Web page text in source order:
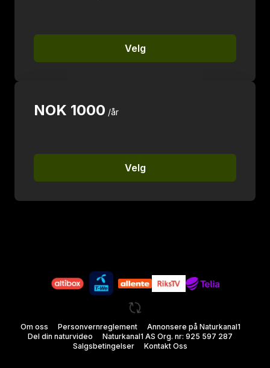
Velg
NOK 1000 /år
Velg
Om oss Personvernreglement
Annonsere på Naturkanal1
Del din naturvideo
Naturkanal1 AS Org. nr: 925 597 287
Salgsbetingelser
Kontakt Oss